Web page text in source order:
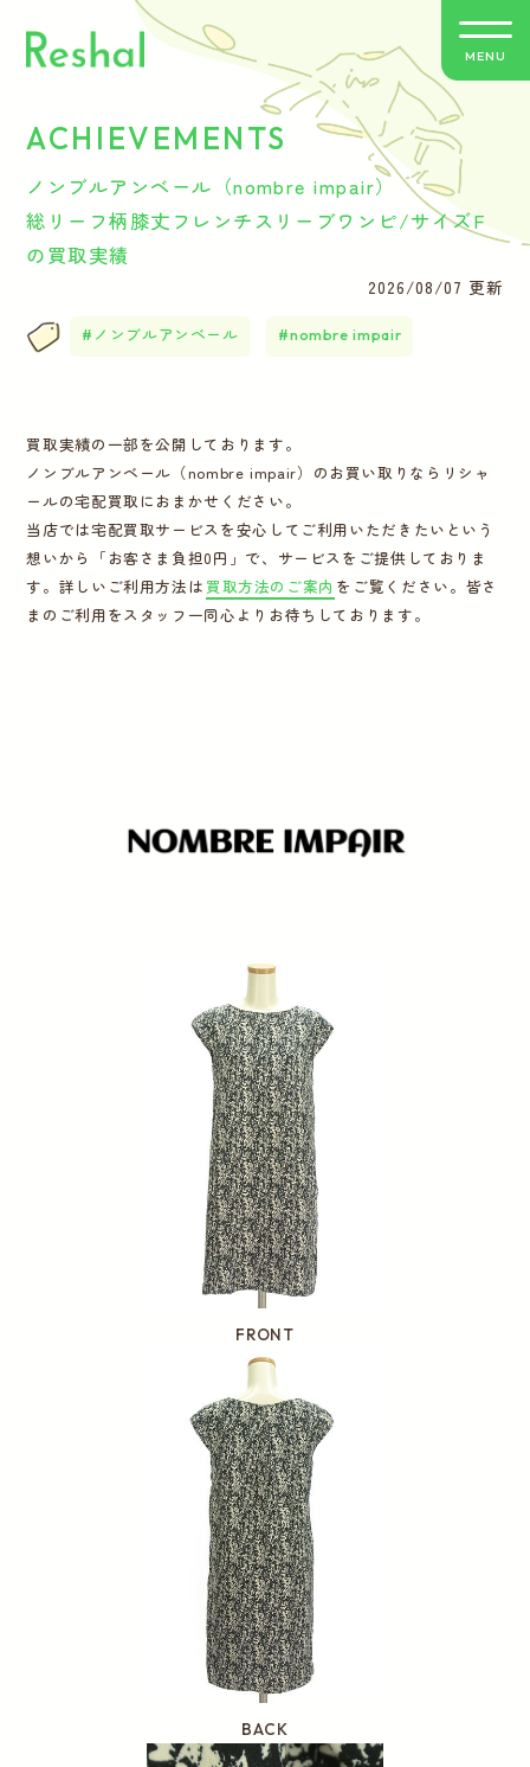
リシャールの特徴
買取方法のご案内
よくあるご質問
バイヤー紹介
運営会社
MENU
ACHIEVEMENTS
ノンブルアンベール（nombre impair）
総リーフ柄膝丈フレンチスリーブワンピ/サイズF
の買取実績
2026/08/07 更新
ノンブルアンベール nombre impair
買取実績の一部を公開しております。
ノンブルアンベール（nombre impair）のお買い取りならリシャ
ールの宅配買取におまかせください。
当店では宅配買取サービスを安心してご利用いただきたいという
想いから「お客さま負担0円」で、サービスをご提供しておりま
す。詳しいご利用方法は 買取方法のご案内 をご覧ください。皆さ
まのご利用をスタッフ一同心よりお待ちしております。
FRONT
BACK